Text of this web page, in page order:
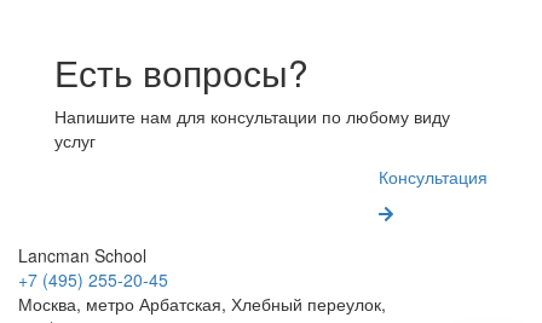
Есть вопросы?
Напишите нам для консультации по любому виду
услуг
Консультация
Lancman School
+7 (495) 255-20-45
Москва, метро Арбатская, Хлебный переулок,